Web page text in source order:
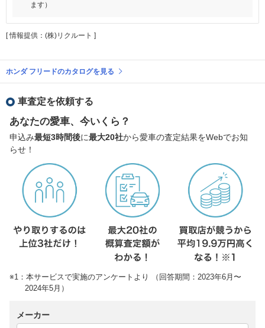
ます）
[ 情報提供：(株)リクルート ]
ホンダ フリードのカタログを見る
車査定を依頼する
あなたの愛車、今いくら？
申込み最短3時間後に最大20社から愛車の査定結果をWebでお知
らせ！
※1：本サービスで実施のアンケートより （回答期間：2023年6月〜
2024年5月）
メーカー